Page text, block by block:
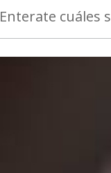
Enterate cuáles